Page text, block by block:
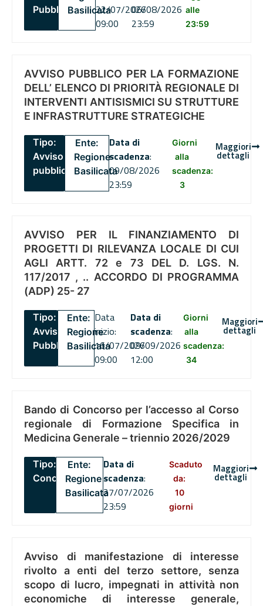
PubblicoBasilicata22/07/2026
09:00
06/08/2026
23:59
alle
23:59
AVVISO PUBBLICO PER LA FORMAZIONE
DELL’ ELENCO DI PRIORITÀ REGIONALE DI
INTERVENTI ANTISISMICI SU STRUTTURE
E INFRASTRUTTURE STRATEGICHE
Tipo:
Avviso
pubblico
Ente:
Regione
Basilicata
Data di
scadenza:
09/08/2026
23:59
Giorni
alla
scadenza:
3
Maggiori
dettagli
AVVISO PER IL FINANZIAMENTO DI
PROGETTI DI RILEVANZA LOCALE DI CUI
AGLI ARTT. 72 e 73 DEL D. LGS. N.
117/2017 , .. ACCORDO DI PROGRAMMA
(ADP) 25- 27
Tipo:
Avviso
Pubblico
Ente:
Regione
Basilicata
Data
inizio:
16/07/2026
09:00
Data di
scadenza:
09/09/2026
12:00
Giorni
alla
scadenza:
34
Maggiori
dettagli
Bando di Concorso per l’accesso al Corso
regionale di Formazione Specifica in
Medicina Generale – triennio 2026/2029
Tipo:
Concorsi
Ente:
Regione
Basilicata
Data di
scadenza:
27/07/2026
23:59
Scaduto
da:
10
giorni
Maggiori
dettagli
Avviso di manifestazione di interesse
rivolto a enti del terzo settore, senza
scopo di lucro, impegnati in attività non
economiche di interesse generale,